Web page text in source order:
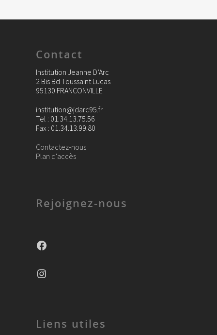
Contact
Institution Jeanne D’Arc
2 Bis Bd Toussaint Lucas
95130 FRANCONVILLE
institution@jdarc95.fr
Tel : 01.34.13.75.56
Fax : 01.34.13.99.80
Contactez-nous
Plan d'accès
Rejoignez-nous
Liens utiles